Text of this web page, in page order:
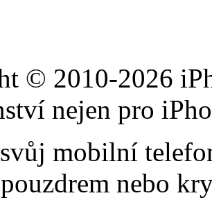
© 2010-2026
nejen pro
mobilní
nebo